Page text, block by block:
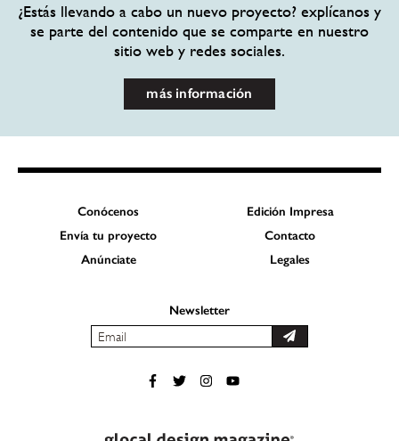
¿Estás llevando a cabo un nuevo proyecto? explícanos y
se parte del contenido que se comparte en nuestro
sitio web y redes sociales.
más información
Conócenos
Edición Impresa
Envía tu proyecto
Contacto
Anúnciate
Legales
Newsletter